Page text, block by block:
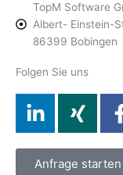
TopM Software
Albert- Einstein-
86399 Bobingen
Folgen Sie uns
i
k
X
i
g
e
Anfrage starten